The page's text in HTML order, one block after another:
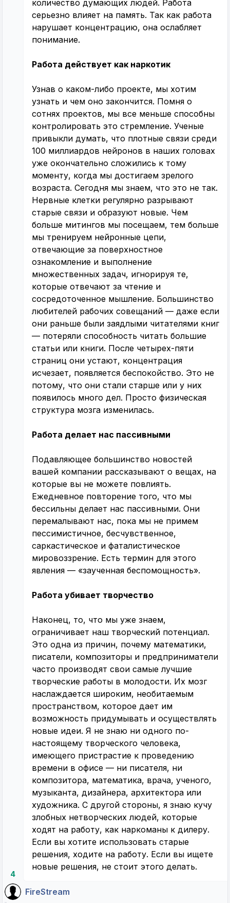
4
количество думающих людей. Работа
серьезно влияет на память. Так как работа
нарушает концентрацию, она ослабляет
понимание.
Работа действует как наркотик
Узнав о каком-либо проекте, мы хотим
узнать и чем оно закончится. Помня о
сотнях проектов, мы все меньше способны
контролировать это стремление. Ученые
привыкли думать, что плотные связи среди
100 миллиардов нейронов в наших головах
уже окончательно сложились к тому
моменту, когда мы достигаем зрелого
возраста. Сегодня мы знаем, что это не так.
Нервные клетки регулярно разрывают
старые связи и образуют новые. Чем
больше митингов мы посещаем, тем больше
мы тренируем нейронные цепи,
отвечающие за поверхностное
ознакомление и выполнение
множественных задач, игнорируя те,
которые отвечают за чтение и
сосредоточенное мышление. Большинство
любителей рабочих совещаний — даже если
они раньше были заядлыми читателями книг
— потеряли способность читать большие
статьи или книги. После четырех-пяти
страниц они устают, концентрация
исчезает, появляется беспокойство. Это не
потому, что они стали старше или у них
появилось много дел. Просто физическая
структура мозга изменилась.
Работа делает нас пассивными
Подавляющее большинство новостей
вашей компании рассказывают о вещах, на
которые вы не можете повлиять.
Ежедневное повторение того, что мы
бессильны делает нас пассивными. Они
перемалывают нас, пока мы не примем
пессимистичное, бесчувственное,
саркастическое и фаталистическое
мировоззрение. Есть термин для этого
явления — «заученная беспомощность».
Работа убивает творчество
Наконец, то, что мы уже знаем,
ограничивает наш творческий потенциал.
Это одна из причин, почему математики,
писатели, композиторы и предприниматели
часто производят свои самые лучшие
творческие работы в молодости. Их мозг
наслаждается широким, необитаемым
пространством, которое дает им
возможность придумывать и осуществлять
новые идеи. Я не знаю ни одного по-
настоящему творческого человека,
имеющего пристрастие к проведению
времени в офисе — ни писателя, ни
композитора, математика, врача, ученого,
музыканта, дизайнера, архитектора или
художника. С другой стороны, я знаю кучу
злобных нетворческих людей, которые
ходят на работу, как наркоманы к дилеру.
Если вы хотите использовать старые
решения, ходите на работу. Если вы ищете
новые решения, не стоит этого делать.
FireStream